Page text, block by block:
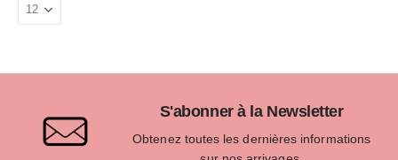
S'abonner à la Newsletter
Obtenez toutes les dernières informations